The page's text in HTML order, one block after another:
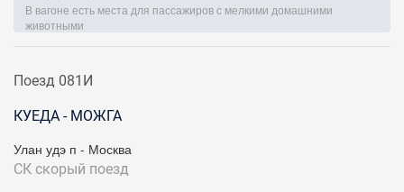
В вагоне есть места для пассажиров с мелкими домашними
животными
Поезд 081И
КУЕДА - МОЖГА
Улан удэ п - Москва
СК скорый поезд